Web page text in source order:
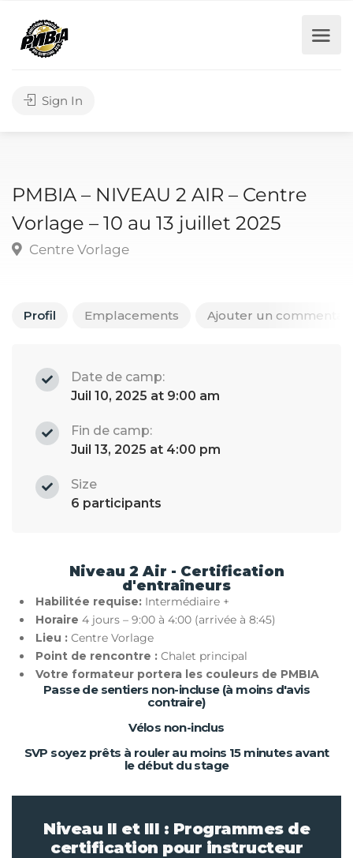
Sign In
PMBIA – NIVEAU 2 AIR – Centre
Vorlage – 10 au 13 juillet 2025
Centre Vorlage
Profil Emplacements Ajouter un
Date de camp:
Juil 10, 2025 at 9:00 am
Fin de camp:
Juil 13, 2025 at 4:00 pm
Size
6 participants
Niveau 2 Air - Certification
d'entraîneurs
Habilitée requise: Intermédiaire +
Horaire 4 jours – 9:00 à 4:00 (arrivée à 8:45)
Lieu : Centre Vorlage
Point de rencontre : Chalet principal
Votre formateur portera les couleurs de PMBIA
Passe de sentiers non-incluse (à moins d'avis
contraire)
Vélos non-inclus
SVP soyez prêts à rouler au moins 15 minutes avant
le début du stage
Niveau II et III : Programmes de
certification pour instructeur